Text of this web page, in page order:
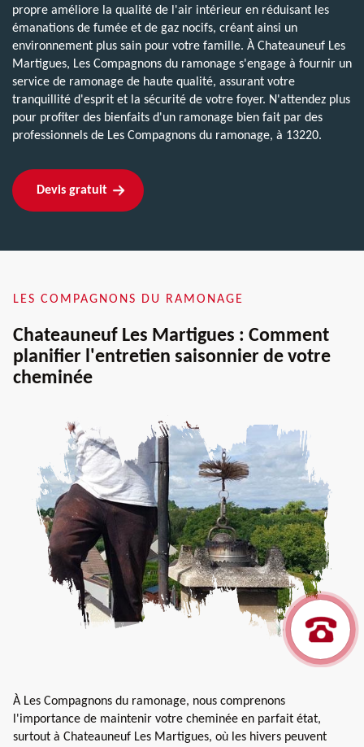
propre améliore la qualité de l'air intérieur en réduisant les
émanations de fumée et de gaz nocifs, créant ainsi un
environnement plus sain pour votre famille. À Chateauneuf Les
Martigues, Les Compagnons du ramonage s'engage à fournir un
service de ramonage de haute qualité, assurant votre
tranquillité d'esprit et la sécurité de votre foyer. N'attendez plus
pour profiter des bienfaits d'un ramonage bien fait par des
professionnels de Les Compagnons du ramonage, à 13220.
Devis gratuit
LES COMPAGNONS DU RAMONAGE
Chateauneuf Les Martigues : Comment
planifier l'entretien saisonnier de votre
cheminée
À Les Compagnons du ramonage, nous comprenons
l'importance de maintenir votre cheminée en parfait état,
surtout à Chateauneuf Les Martigues, où les hivers peuvent